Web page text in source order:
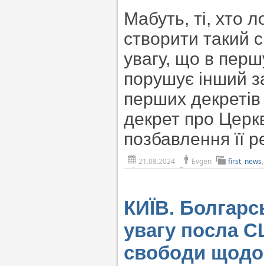
Мабуть, ті, хто
створити такий
увагу, що в
порушує інший
перших
декрет про
позбавлення її
21.08.2024 Evgen first, news
КИЇВ.
увагу посла
свободи